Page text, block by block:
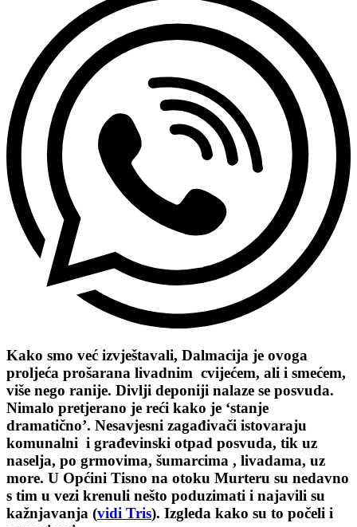
Kako smo već izvještavali, Dalmacija je ovoga
proljeća prošarana livadnim cvijećem, ali i smećem,
više nego ranije. Divlji deponiji nalaze se posvuda.
Nimalo pretjerano je reći kako je ‘stanje
dramatično’. Nesavjesni zagađivači istovaraju
komunalni i građevinski otpad posvuda, tik uz
naselja, po grmovima, šumarcima , livadama, uz
more. U Općini Tisno na otoku Murteru su nedavno
s tim u vezi krenuli nešto poduzimati i najavili su
kažnjavanja (vidi Tris). Izgleda kako su to počeli i